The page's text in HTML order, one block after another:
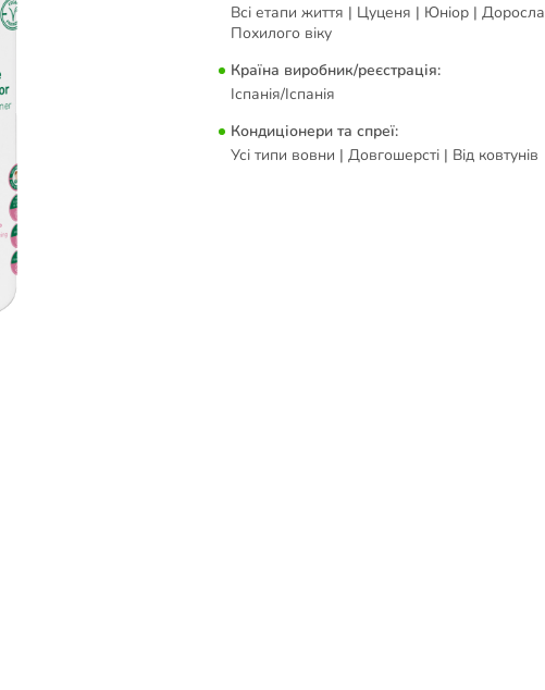
Всі етапи життя | Цуценя | Юніор |
Похилого віку
Країна виробник/реєстрація:
Іспанія/Іспанія
Кондиціонери та спреї:
Усі типи вовни | Довгошерсті | Від ковтунів